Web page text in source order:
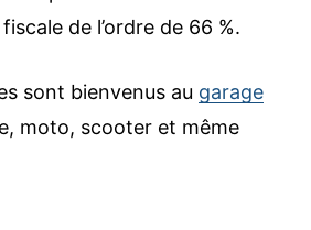
de l’ordre de 66 %.
sont bienvenus au garage
moto, scooter et même